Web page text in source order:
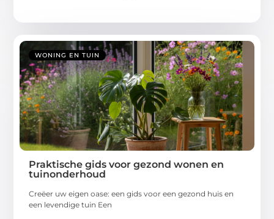
WONING EN TUIN
Praktische gids voor gezond wonen en
tuinonderhoud
Creëer uw eigen oase: een gids voor een gezond huis en
een levendige tuin Een